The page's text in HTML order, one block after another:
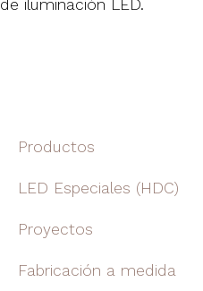
de iluminación LED.
Productos
LED Especiales (HDC)
Proyectos
Fabricación a medida